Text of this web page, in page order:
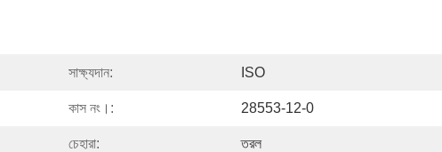
সাক্ষ্যদান: ISO
কাস নং।: 28553-12-0
চেহারা: তরল